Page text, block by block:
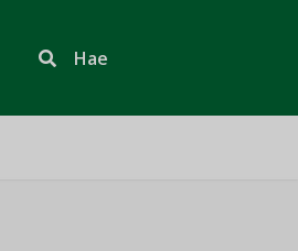
Hae